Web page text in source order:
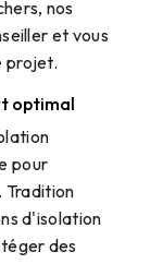
nos
et vous
projet.
optimal
pour
d'isolation
des